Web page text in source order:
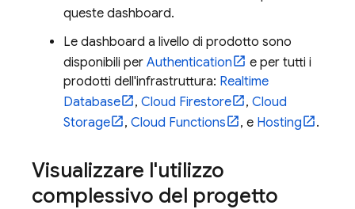
queste dashboard.
Le dashboard a livello di prodotto sono
disponibili per Authentication
e per tutti i
prodotti dell'infrastruttura: Realtime
Database
, Cloud Firestore , Cloud
Storage
, Cloud Functions , e Hosting .
Visualizzare l'utilizzo
complessivo del progetto